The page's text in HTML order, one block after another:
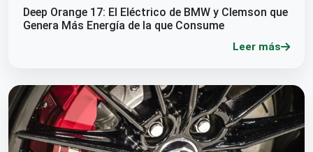
Deep Orange 17: El Eléctrico de BMW y Clemson que
Genera Más Energía de la que Consume
Leer más